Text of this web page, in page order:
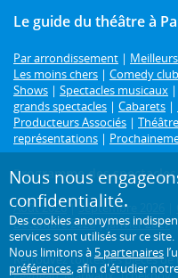
Le guide du théâtre à
Par arrondissement |
Les moins chers | Comedy
Shows | Spectacles musicaux |
grands spectacles | Cabarets |
Producteurs Associés |
représentations |
Programme des
Août 2026|Septembre 2026
Décembre 2026|Janvier 2027
Retrouvez toutes les pièces
Nous nous
confidentialité.
Des cookies anonymes
services sont utilisés sur ce site.
Nous limitons à 5 partenaires
préférences, afin d'étudier